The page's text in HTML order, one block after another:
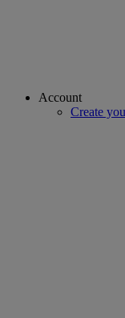
Account
Create